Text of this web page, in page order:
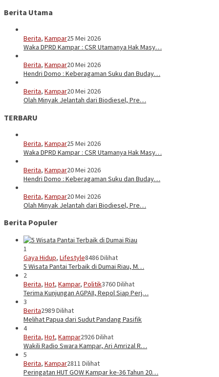
Berita Utama
Berita, Kampar25 Mei 2026
Waka DPRD Kampar : CSR Utamanya Hak Masy…
Berita, Kampar20 Mei 2026
Hendri Domo : Keberagaman Suku dan Buday…
Berita, Kampar20 Mei 2026
Olah Minyak Jelantah dari Biodiesel, Pre…
TERBARU
Berita, Kampar25 Mei 2026
Waka DPRD Kampar : CSR Utamanya Hak Masy…
Berita, Kampar20 Mei 2026
Hendri Domo : Keberagaman Suku dan Buday…
Berita, Kampar20 Mei 2026
Olah Minyak Jelantah dari Biodiesel, Pre…
Berita Populer
1
Gaya Hidup, Lifestyle8486 Dilihat
5 Wisata Pantai Terbaik di Dumai Riau, M…
2
Berita, Hot, Kampar, Politik3760 Dilihat
Terima Kunjungan AGPAII, Repol Siap Perj…
3
Berita2989 Dilihat
Melihat Papua dari Sudut Pandang Pasifik
4
Berita, Hot, Kampar2926 Dilihat
Wakili Radio Swara Kampar, Ari Amrizal R…
5
Berita, Kampar2811 Dilihat
Peringatan HUT GOW Kampar ke-36 Tahun 20…